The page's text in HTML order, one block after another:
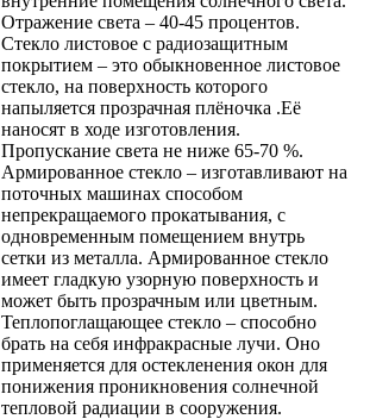
Отражение света – 40-45 процентов.
Cтекло листовое с радиозащитным
покрытием – это обыкновенное листовое
стекло, на поверхность которого
напыляется прозрачная плёночка .Её
наносят в ходе изготовления.
Пропускание света не ниже 65-70 %.
Армированное стекло – изготавливают на
поточных машинах способом
непрекращаемого прокатывания, с
одновременным помещением внутрь
сетки из металла. Армированное стекло
имеет гладкую узорную поверхность и
может быть прозрачным или цветным.
Теплопоглащающее стекло – способно
брать на себя инфракрасные лучи. Оно
применяется для остекленения окон для
понижения проникновения солнечной
тепловой радиации в сооружения.